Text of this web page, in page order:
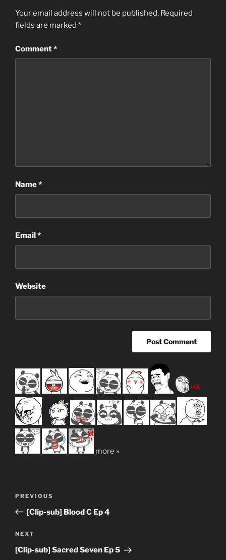
Your email address will not be published. Required
fields are marked *
Comment*
Name*
Email*
Website
more »
Previous
Post
PREVIOUS
[Clip-sub] Blood C Ep 4
Next
Post
NEXT
[Clip-sub] Sacred Seven Ep 5